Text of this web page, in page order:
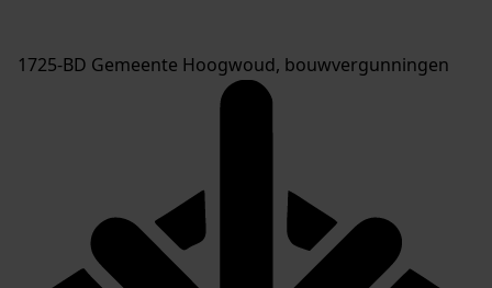
1725-BD Gemeente Hoogwoud, bouwvergunningen